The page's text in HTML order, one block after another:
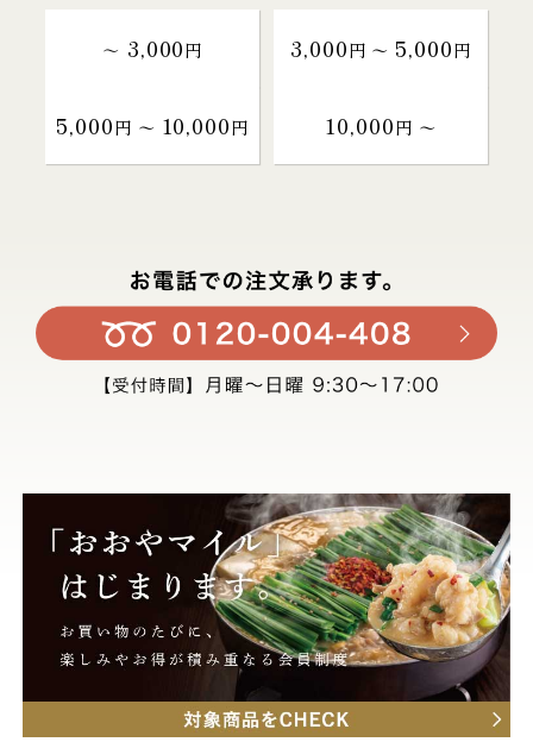
～ 3,000円 3,000円 〜 5,000円
5,000円 〜 10,000円 10,000円 〜